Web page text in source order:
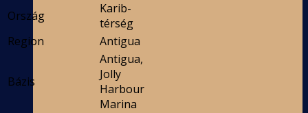
Ország
Karib-
térség
Region
Antigua
Bázis
Antigua,
Jolly
Harbour
Marina